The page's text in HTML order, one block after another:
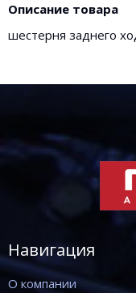
Описание товара
шестерня заднего
Навигация
О компании